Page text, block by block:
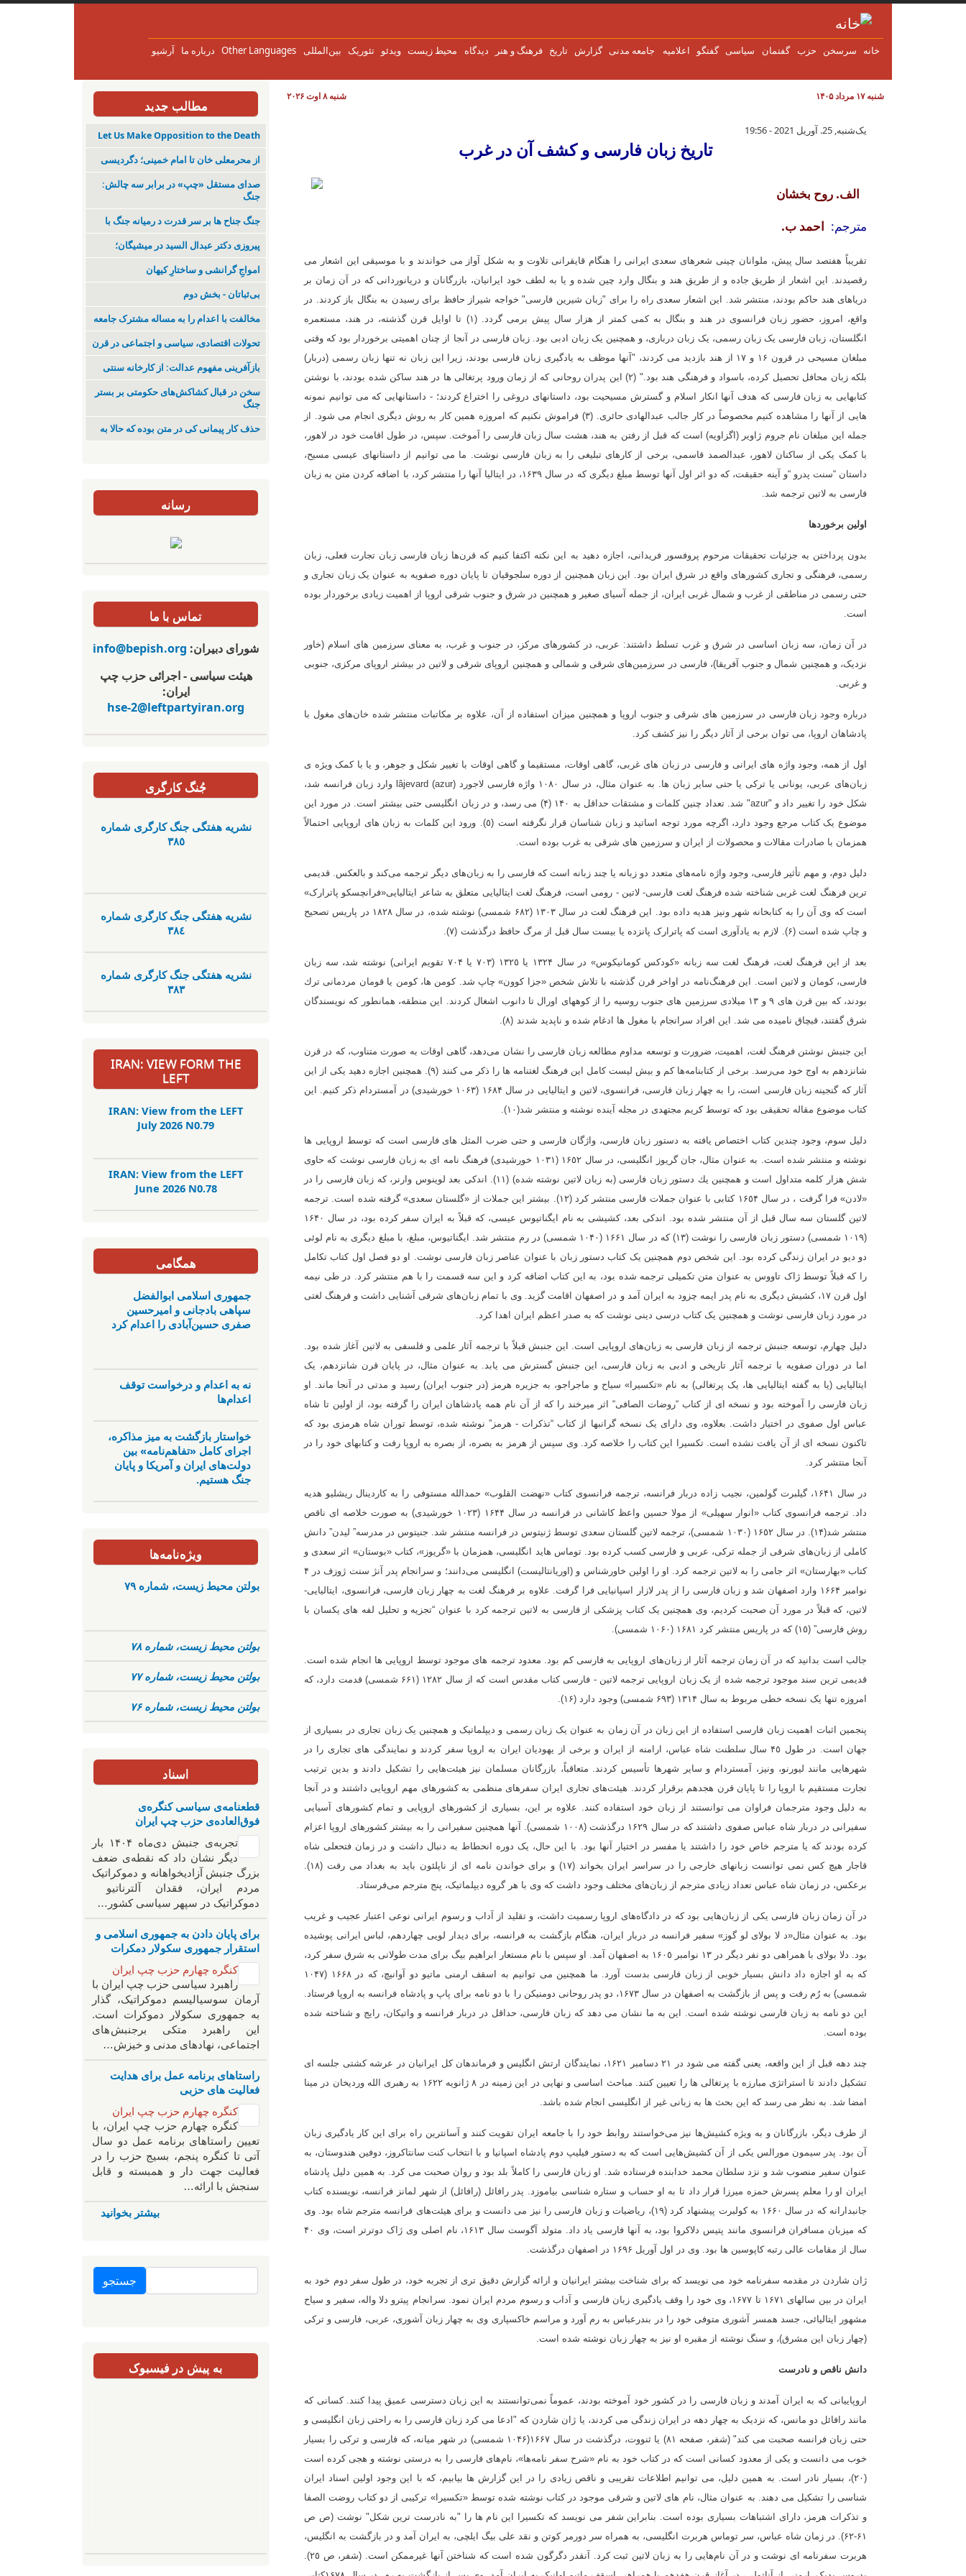
رفتن به محتوای اصلی
خانه سرسخن حزب گفتمان سياسی گفتگو اعلاميه جامعه مدنی گزارش تاریخ فرهنگ و هنر دیدگاه محیط زیست ویدئو تئوریک بین‌المللی Other Languages درباره ما آرشیو
شنبه ۸ اوت ۲۰۲۶ شنبه ۱۷ مرداد ۱۴۰۵
تاریخ زبان فارسی و کشف آن در غرب
یک‌شنبه, 25. آوریل 2021 - 19:56
تاریخ زبان فارسی و کشف آن در غرب
الف. روح بخشان
مترجم: احمد ب.
تقریباً هفتصد سال پیش، ملوانان چینی شعرهای سعدی ایرانی را هنگام قایقرانی تلاوت و به شکل آواز می خواندند و با موسیقی این اشعار می
رقصیدند. این اشعار از طریق جاده و از طریق هند و بنگال وارد چین شده و یا به لطف خود ایرانیان، بازرگانان و دریانوردانی که در آن زمان بر
دریاهای هند حاکم بودند، منتشر شد. این اشعار سعدی راه را برای "زبان شیرین فارسی" خواجه شیراز حافظ برای رسیدن به بنگال باز کردند. در
واقع، امروز، حضور زبان فرانسوی در هند و بنگال به کمی کمتر از هزار سال پیش برمی گردد. (۱) تا اوایل قرن گذشته، در هند، مستعمره
انگلستان، زبان فارسی یک زبان رسمی، یک زبان درباری، و همچنین یک زبان ادبی بود. زبان فارسی در آنجا از چنان اهمیتی برخوردار بود که وقتی
مبلغان مسیحی در قرون ۱۶ و ۱۷ از هند بازدید می کردند،
" آنها موظف به یادگیری زبان فارسی بودند، زیرا این زبان نه تنها زبان رسمی (دربار)
بلکه زبان محافل تحصیل کرده، باسواد و فرهنگی هند بود." (۲)
این پدران روحانی که از زمان ورود پرتغالی ها در هند ساکن شده بودند، با نوشتن
کتابهایی به زبان فارسی که هدف آنها انکار اسلام و گسترش مسیحیت بود، داستانهای دروغی را اختراع کردند؛ - داستانهایی که می توانیم نمونه
هایی از آنها را مشاهده کنیم مخصوصاً در کار جالب عبدالهادی حائری
(۳)
فراموش نکنیم که امروزه همین کار به روش دیگری انجام می شود. از
جمله این مبلغان نام جروم ژاویر (اگزاویه) است که قبل از رفتن به هند، هشت سال زبان فارسی را آموخت. سپس، در طول اقامت خود در لاهور،
با کمک یکی از ساکنان لاهور، عبدالصمد قاسمی، برخی از کارهای تبلیغی را به زبان فارسی نوشت. ما می توانیم از داستانهای عیسی مسیح،
داستان “سنت پدرو “و آینه حقیقت، که دو اثر اول آنها توسط مبلغ دیگری که در سال ۱۶۳۹، در ایتالیا آنها را منتشر کرد، با اضافه کردن متن به زبان
فارسی به لاتین ترجمه شد
اولین برخوردها
بدون پرداختن به جزئیات تحقیقات مرحوم پروفسور فریدانی، اجازه دهید به این نکته اکتفا کنیم که قرن‌ها زبان فارسی زبان تجارت فعلی، زبان
رسمی، فرهنگی و تجاری کشورهای واقع در شرق ایران بود. این زبان همچنین از دوره سلجوقیان تا پایان دوره صفویه به عنوان یک زبان تجاری و
حتی رسمی در مناطقی از غرب و شمال غربی ایران، از جمله آسیای صغیر و همچنین در شرق و جنوب شرقی اروپا از اهمیت زیادی برخوردار بوده
است
در آن زمان، سه زبان اساسی در شرق و غرب تسلط داشتند: عربی، در کشورهای مرکز، در جنوب و غرب، به معنای سرزمین های اسلام (خاور
نزدیک، و همچنین شمال و جنوب آفریقا)، فارسی در سرزمین‌های شرقی و شمالی و همچنین اروپای شرقی و لاتین در بیشتر اروپای مرکزی، جنوبی
و غربی
درباره وجود زبان فارسی در سرزمین های شرقی و جنوب اروپا و همچنین میزان استفاده از آن، علاوه بر مکاتبات منتشر شده خان‌های مغول با
پادشاهان اروپا، می توان برخی از آثار دیگر را نیز کشف کرد
اول از همه، وجود واژه های ایرانی و فارسی در زبان های غربی، گاهی اوقات، مستقیما و گاهی اوقات با تغییر شکل و جوهر، و یا با کمک ویژه ی
زبان‌های عربی، یونانی یا ترکی یا حتی سایر زبان ها. به عنوان مثال، در سال ۱۰٨۰ واژه فارسی لاجورد
lâjevard (azur) وارد زبان فرانسه شد،
شکل خود را تغییر داد و "azur"
شد. تعداد چنین کلمات و مشتقات حداقل به ۱۴۰ (۴) می رسد، و در زبان انگلیسی حتی بیشتر است. در مورد این
موضوع یک کتاب مرجع وجود دارد، اگرچه مورد توجه اساتید و زبان شناسان قرار نگرفته است (٥).
ورود این کلمات به زبان های اروپایی احتمالاً
همزمان با صادرات مقالات و محصولات از ایران و سرزمین های شرقی به غرب بوده است
دلیل دوم، و مهم تأثیر فارسی، وجود واژه نامه‌های متعدد دو زبانه یا چند زبانه است که فارسی را به زبان‌های دیگر ترجمه می‌کند و بالعکس. قدیمی
ترین فرهنگ لغت غربی شناخته شده فرهنگ لغت فارسی- لاتین - رومی است، فرهنگ لغت ایتالیایی متعلق به شاعر ایتالیایی«فرانچسکو پاترارک»
است که وی آن را به کتابخانه شهر ونیز هدیه داده بود. این فرهنگ لغت در سال ۱۳۰۳ (۶٨۲ شمسی) نوشته شده، در سال ۱٨۲٨ در پاریس تصحیح
و چاپ شده است (۶).
لازم به یادآوری است که پاترارک پانزده یا بیست سال قبل از مرگ حافظ درگذشت (۷).
بعد از این فرهنگ لغت، فرهنگ لغت سه زبانه «کودکس کومانیکوس» در سال ۱۳۲۴ یا ۱۳۲٥ (۷۰۳ یا ۷۰۴ تقویم ایرانی) نوشته شد، سه زبان
فارسی، کومان و لاتین است. این فرهنگ‌نامه در اواخر قرن گذشته با تلاش شخص «جزا کوون» چاپ شد. كومن ها، كومن یا قومان مردمانی ترك
بودند، كه بین قرن های ۹ و ۱۳ میلادی سرزمین های جنوب روسیه را از كوههای اورال تا دانوب اشغال كردند. این منطقه، همانطور که نویسندگان
شرق گفتند، قبچاق نامیده می شد. این افراد سرانجام با مغول ها ادغام شده و ناپدید شدند (٨).
این جنبش نوشتن فرهنگ لغت، اهمیت، ضرورت و توسعه مداوم مطالعه زبان فارسی را نشان می‌دهد، گاهی اوقات به صورت متناوب، که در قرن
شانزدهم به اوج خود می‌رسد. برخی از كتابنامه‌ها كم و بیش لیست كامل این فرهنگ لغتنامه ها را ذکر می كنند (۹). همچنین اجازه دهید یکی از این
آثار که گنجینه زبان فارسی است، را به چهار زبان فارسی، فرانسوی، لاتین و ایتالیایی در سال ۱۶٨۴ (۱۰۶۳ خورشیدی) در آمستردام ذکر کنیم. این
کتاب موضوع مقاله تحقیقی بود که توسط کریم مجتهدی در مجله آینده نوشته و منتشر شد(۱۰).
دلیل سوم، وجود چندین کتاب اختصاص یافته به دستور زبان فارسی، واژگان فارسی و حتی ضرب المثل های فارسی است که توسط اروپایی ها
نوشته و منتشر شده است. به عنوان مثال، جان گریوز انگلیسی، در سال ۱۶٥۲ (۱۰۳۱ خورشیدی) فرهنگ نامه ای به زبان فارسی نوشت كه حاوی
شش هزار كلمه متداول است و همچنین یك دستور زبان فارسی (به زبان لاتین نوشته شده) (۱۱). اندکی بعد لوینوس وارنر، که زبان فارسی را در
«لادن» فرا گرفت ، در سال ۱۶٥۴ کتابی با عنوان جملات فارسی منتشر کرد (۱۲). بیشتر این جملات از «گلستان سعدی» گرفته شده است. ترجمه
لاتین گلستان سه سال قبل از آن منتشر شده بود. اندکی بعد، کشیشی به نام ایگناتیوس عیسی، که قبلاً به ایران سفر کرده بود، در سال ۱۶۴۰
(۱۰۱۹ شمسی) دستور زبان فارسی را نوشت (۱۳) که در سال ۱۶۶۱ (۱۰۴۰ شمسی) در رم منتشر شد. ایگناتیوس، مبلغ، با مبلغ دیگری به نام لوئی
دو دیو در ایران زندگی کرده بود. این شخص دوم همچنین یک کتاب دستور زبان با عنوان عناصر زبان فارسی نوشت. او دو فصل اول کتاب تکامل
را که قبلاً توسط ژاک تاووس به عنوان متن تکمیلی ترجمه شده بود، به این کتاب اضافه کرد و این سه قسمت را با هم منتشر کرد. در طی نیمه
اول قرن ۱۷، کشیش دیگری به نام پدر ایمه چزود به ایران آمد و در اصفهان اقامت گزید. وی با تمام زبان‌های شرقی آشنایی داشت و فرهنگ لغتی
در مورد زبان فارسی نوشت و همچنین یک کتاب درسی دینی نوشت که به صدر اعظم ایران اهدا کرد
دلیل چهارم، توسعه جنبش ترجمه از زبان فارسی به زبان‌های اروپایی است. این جنبش قبلاً با ترجمه آثار علمی و فلسفی به لاتین آغاز شده بود.
اما در دوران صفویه با ترجمه آثار تاریخی و ادبی به زبان فارسی، این جنبش گسترش می یابد. به عنوان مثال، در پایان قرن شانزدهم، یک
ایتالیایی (یا به گفته ایتالیایی ها، یک پرتغالی) به نام «تکسیرا» سیاح و ماجراجو، به جزیره هرمز (در جنوب ایران) رسید و مدتی در آنجا ماند. او
زبان فارسی را آموخته بود و نسخه ای از کتاب “روضات الصافی“ اثر میرخند را که از آن نام همه پادشاهان ایران را گرفته بود، از اولین تا شاه
عباس اول صفوی در اختیار داشت. بعلاوه، وی دارای یک نسخه گرانبها از کتاب “تذکرات - هرمز” نوشته شده، توسط توران شاه هرمزی بود که
تاکنون نسخه ای از آن یافت نشده است. تکسیرا این کتاب را خلاصه کرد. وی سپس از هرمز به بصره، از بصره به اروپا رفت و کتابهای خود را در
آنجا منتشر کرد
در سال ۱۶۴۱، گیلبرت گولمین، نجیب زاده دربار فرانسه، ترجمه فرانسوی کتاب «نهضت القلوب» حمدالله مستوفی را به کاردینال ریشلیو هدیه
داد. ترجمه فرانسوی کتاب «انوار سهیلی» از مولا حسین واعظ کاشانی در فرانسه در سال ۱۶۴۴
(۱۰۲۳ خورشیدی) به صورت خلاصه ای ناقص
منتشر شد(۱۴). در سال ۱۶٥۲ (۱۰۳۰ شمسی)، ترجمه لاتین گلستان سعدی توسط ژنیتوس در فرانسه منتشر شد. جنیتوس در مدرسه” لیدن” دانش
کاملی از زبان‌های شرقی از جمله ترکی، عربی و فارسی کسب کرده بود. توماس هاید انگلیسی، همزمان با «گریوز»، کتاب «بوستان» اثر سعدی و
کتاب «بهارستان» اثر جامی را به لاتین ترجمه كرد. او را اولین خاورشناس و (اوریانتالیست) انگلیسی می‌دانند؛ و سرانجام پدر آنژ سنت ژوزف در ۴
نوامبر ۱۶۶۴ وارد اصفهان شد و زبان فارسی را از پدر لازار اسپانیایی فرا گرفت. علاوه بر فرهنگ لغت به چهار زبان فارسی، فرانسوی، ایتالیایی-
لاتین، که قبلاً در مورد آن صحبت کردیم، وی همچنین یک کتاب پزشکی از فارسی به لاتین ترجمه کرد با عنوان “تجزیه و تحلیل لفه های یکسان با
روش فارسی” (۱٥) که در پاریس منتشر کرد ۱۶٨۱ (۱۰۶۰ شمسی).
جالب است بدانید که در آن زمان ترجمه آثار از زبان‌های اروپایی به فارسی کم بود. معدود ترجمه های موجود توسط اروپایی ها انجام شده است.
قدیمی ترین سند موجود ترجمه شده از یک زبان اروپایی ترجمه لاتین - فارسی کتاب مقدس است که از سال ۱۲٨۲ (۶۶۱ شمسی) قدمت دارد، که
امروزه تنها یک نسخه خطی مربوط به سال ۱۳۱۴ (۶۹۳ شمسی) وجود دارد (۱۶).
پنجمین اثبات اهمیت زبان فارسی استفاده از این زبان در آن زمان به عنوان یک زبان رسمی و دیپلماتیک و همچنین یک زبان تجاری در بسیاری از
جهان است. در طول ۴٥ سال سلطنت شاه عباس، ارامنه از ایران و برخی از یهودیان ایران به اروپا سفر کردند و نمایندگی های تجاری را در
شهرهایی مانند لیورنو، ونیز، آمستردام و سایر شهرها تأسیس کردند. متعاقباً، بازرگانان مسلمان نیز هیئت‌هایی را تشکیل دادند و بدین ترتیب
تجارت مستقیم با اروپا را تا پایان قرن هجدهم برقرار کردند. هیئت‌های تجاری ایران سفرهای منظمی به کشورهای مهم اروپایی داشتند و در آنجا
به دلیل وجود مترجمان فراوان می توانستند از زبان خود استفاده کنند. علاوه بر این، بسیاری از کشورهای اروپایی و تمام کشورهای آسیایی
سفیرانی در دربار شاه عباس صفوی داشتند که در سال ۱۶۲۹ درگذشت (۱۰۰٨ شمسی). آنها همچنین سفیرانی را به بیشتر کشورهای اروپا اعزام
کرده بودند که یا مترجم خاص خود را داشتند یا مفسر در اختیار آنها بود. با این حال، یک دوره انحطاط به دنبال داشت و در زمان فتحعلی شاه
قاجار هیچ کس نمی توانست زبانهای خارجی را در سراسر ایران بخواند (۱۷) و برای خواندن نامه ای از ناپلئون باید به بغداد می رفت (۱٨).
برعکس، در زمان شاه عباس تعداد زیادی مترجم از زبان‌های مختلف وجود داشت که وی با هر گروه دیپلماتیک، پنج مترجم می‌فرستاد
در آن زمان زبان فارسی یکی از زبان‌هایی بود که در دادگاه‌های اروپا رسمیت داشت، و تقلید از آداب و رسوم ایرانی نوعی اعتبار عجیب و غریب
بود. به عنوان مثال«د لا بولای لو گوز» سفیر فرانسه در دربار ایران، هنگام بازگشت به فرانسه، برای دیدار لویی چهاردهم، لباس ایرانی پوشیده
بود. دلا بولای با همراهی دو نفر دیگر در ۱۳ نوامبر ۱۶۰٥ به اصفهان آمد. او سپس با نام مستعار ابراهیم بیگ برای مدت طولانی به شرق سفر کرد،
که به او اجازه داد دانش بسیار خوبی از زبان فارسی بدست آورد. ما همچنین می توانیم به اسقف ارمنی ماتیو دو آوانیچ، که در ۱۶۶٨ (۱۰۴۷
شمسی) به رُم رفت و پس از بازگشت به اصفهان در سال ۱۶۷۳، دو پدر روحانی دومنیکن را با دو نامه برای پاپ و پادشاه فرانسه به اروپا فرستاد.
این دو نامه به زبان فارسی نوشته شده است. این به ما نشان می دهد که زبان فارسی، حداقل در دربار فرانسه و واتیکان، رایج و شناخته شده
بوده است
چند دهه قبل از این واقعه، یعنی گفته می شود در ۲۱ دسامبر ۱۶۲۱، نمایندگان ارتش انگلیس و فرماندهان کل ایرانیان در عرشه کشتی جلسه ای
تشکیل دادند تا استراتژی مبارزه با پرتغالی ها را تعیین کنند. مباحث اساسی و نهایی در این زمینه در ٨ ژانویه ۱۶۲۲ به رهبری الله وردیخان در مینا
امضا شد. به نظر می رسد که این بحث ها به زبانی غیر از انگلیسی انجام شده باشد
از طرف دیگر، بازرگانان و به ویژه کشیش‌ها نیز می‌خواستند روابط خود را با جامعه ایران تقویت کنند و آسانترین راه برای این کار یادگیری زبان
آن بود. پدر سیمون مورالس یکی از آن کشیش‌هایی است که به دستور فیلیپ دوم پادشاه اسپانیا و با انتخاب کنت سانتاکروز، دوفین هندوستان، به
عنوان سفیر منصوب شد و نزد سلطان محمد خدابنده فرستاده شد. او زبان فارسی را کاملاً بلد بود و روان صحبت می کرد. به همین دلیل پادشاه
ایران او را معلم پسرش حمزه میرزا قرار داد تا به او حساب و ستاره شناسی بیاموزد. پدر رافائل (رافائل) از شهر لمانز فرانسه، نویسنده كتاب
جانبدارانه كه در سال ۱۶۶۰ به كولبرت پیشنهاد كرد (۱۹)، ریاضیات و زبان فارسی را نیز می دانست و برای هیئت‌های فرانسه مترجم شاه بود. وی
که میزبان مسافران فرانسوی مانند پتیس دلاکروا بود، به آنها فارسی یاد داد. متولد آگوست سال ۱۶۱۳، نام اصلی وی ژاک دوترتر است، وی ۴۰
سال از مقامات عالی رتبه کاپوسین ها بود. وی در اول آوریل ۱۶۹۶ در اصفهان درگذشت
ژان شاردن در مقدمه سفرنامه خود می نویسد که برای شناخت بیشتر ایرانیان و ارائه گزارش دقیق تری از تجربه خود، در طول سفر دوم خود به
ایران در بین سالهای ۱۶۷۱ تا ۱۶۷۷، وی خود را وقف یادگیری زبان فارسی و آداب و رسوم مردم ایران نمود. سرانجام پیترو دلا واله، سفیر و سیاح
مشهور ایتالیائی، جسد همسر آشوری متوفی خود را در بندرعباس به رم آورد و مراسم خاکسپاری وی به چهار زبان آشوری، عربی، فارسی و ترکی
(چهار زبان این مشرق)، و سنگ نوشته از مقبره او نیز به چهار زبان نوشته شده است
دانش ناقص و نادرست
اروپاییانی که به ایران آمدند و زبان فارسی را در کشور خود آموخته بودند، عموماً نمی‌توانستند به این زبان دسترسی عمیق پیدا کنند. کسانی که
مانند رافائل دو مانس، که نزدیک به چهار دهه در ایران زندگی می کردند، یا ژان شاردن که "ادعا می کرد زبان فارسی را به راحتی زبان انگلیسی و
حتی زبان فرانسه صحبت می کند" (شفر، صفحه ٨۱) یا ثنووت، درگذشت در سال ۱۶۶۷(۱۰۴۶ شمسی) در شهر میانه، که فارسی و ترکی را بسیار
خوب می دانست و یکی از معدود کسانی است که در کتاب خود به نام «شرح سفر نامه‌ها»، نام‌های فارسی را به درستی نوشته و هجی کرده است
(۲۰)، بسیار نادر است. به همین دلیل، می توانیم اطلاعات تقریبی و ناقص زیادی را در این گزارش ها بیابیم، که با این وجود اولین اسناد ایران
شناسی را تشکیل می دهند. به عنوان مثال، نام های لاتین و شرقی موجود در کتاب نوشته شده توسط «تکسیرا» ترکیبی از دو کتاب روضت الصفا
و تذکرات هرمز، دارای اشتباهات بسیاری بوده است. بنابراین شفر می نویسد که تکسیرا این نام ها را "به نادرست ترین شکل" نوشت (ص ص
۶۱-۶۲). در زمان شاه عباس، سر توماس هربرت انگلیسی، به همراه سر دورمر كوتن و نقد علی بیگ ایلچی، به ایران آمد و در بازگشت به انگلیس،
هربرت سفرنامه ای نوشت و در آن نام‌هایی را به زبان لاتین ثبت كرد. آنقدر دگرگون شده است که شناختن آنها غیرممکن است. (شفر، ص ۲٥).
مطالب جدید
Let Us Make Opposition to the Death
از محرمعلی خان تا امام خمینی؛ دگردیسی
صدای مستقل «چپ» در برابر سه چالش:
جنگ
جنگ جناح ها بر سر قدرت د رمیانە جنگ با
پیروزی دکتر عبدال السید در میشیگان؛
‌امواجِ گرانشی و ساختارِ کیهان
بی‌ثباتان - بخش دوم
مخالفت با اعدام را به مساله مشترک جامعه
تحولات اقتصادی، سیاسی و اجتماعی در قرن
بازآفرینی مفهوم عدالت: از کارخانه سنتی
سخن در قبال کشاکش‌های حکومتی بر بستر
جنگ
حذف کار پیمانی کی در متن بودە کە حالا بە
رسانه
تماس با ما
شورای دبیران: info@bepish.org
هیئت سیاسی - اجرائی حزب چپ
ایران:
hse-2@leftpartyiran.org
جُنگ کارگری
نشریە هفتگی جنگ کارگری شمارە
٣٨٥
نشریە هفتگی جنگ کارگری شمارە
٣٨٤
نشریە هفتگی جنگ کارگری شمارە
٣٨٣
IRAN: VIEW FORM THE
LEFT
IRAN: View from the LEFT
July 2026 N0.79
IRAN: View from the LEFT
June 2026 N0.78
همگامی
جمهوری اسلامی ابوالفضل
سپاهی بادجانی و امیرحسین
صفری حسین‌آبادی را اعدام کرد
نه به اعدام و درخواست توقف
اعدام‌ها
خواستار بازگشت به میز مذاکره،
اجرای کامل «تفاهم‌نامه» بین
دولت‌های ایران و آمریکا و پایان
جنگ هستیم.
ویژه‌نامه‌ها
بولتن محیط زیست، شماره ۷۹
بولتن محیط زیست، شماره ۷۸
بولتن محیط زیست، شماره ۷۷
بولتن محیط زیست، شماره ۷۶
اسناد
قطعنامه‌ی سیاسی کنگره‌ی
فوق‌العاده‌ی حزب چپ ایران
تجربه‌ی جنبش دی‌ماه ۱۴۰۴ بار
دیگر نشان داد که نقطه‌ی ضعف
بزرگ جنبش آزادیخواهانه و دموکراتیک
مردم ایران، فقدان آلترناتیو
دموکراتیک در سپهر سیاسی کشور…
برای پایان دادن به جمهوری اسلامی و
استقرار جمهوری سکولار دمکرات
کنگره چهارم حزب چپ ایران
راهبرد سياسی حزب چپ ایران با
آرمان سوسیالیسم دموکراتیک، گذار
به جمهوری سکولار دموکرات است.
این راهبرد متکی برجنبش های
اجتماعی، نهادهای مدنی و خیزش‌…
راستاهای برنامه عمل برای هدایت
فعالیت های حزبی
کنگره چهارم حزب چپ ایران
کنگره چهارم حزب چپ ایران، با
تعیین راستاهای برنامه عمل دو سال
آتی تا کنگره پنجم، بسیج حزب را در
فعالیت جهت دار و همبسته و قابل
سنجش با ارائه…
بیشتر بخوانید
جستجو
به پیش در فیسبوک